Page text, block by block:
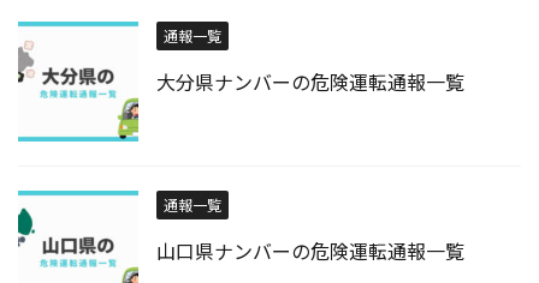
通報一覧
大分県ナンバーの危険運転通報一覧
通報一覧
山口県ナンバーの危険運転通報一覧